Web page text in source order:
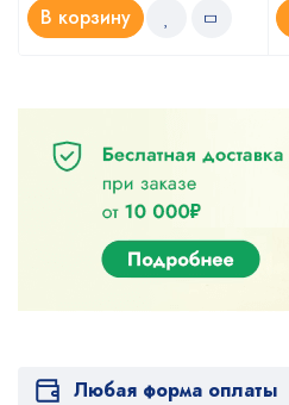
В корзину
Любая форма оплаты